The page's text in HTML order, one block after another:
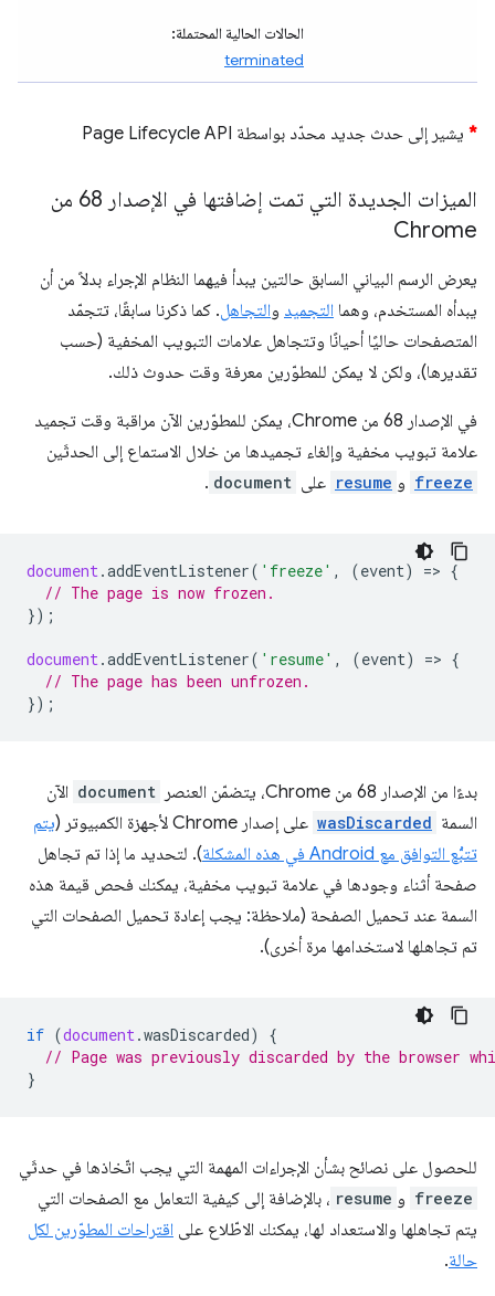
الحالات الحالية المحتملة:
terminated
* يشير إلى حدث جديد محدّد بواسطة Page Lifecycle API
الميزات الجديدة التي تمت إضافتها في الإصدار 68 من
Chrome
يعرض الرسم البياني السابق حالتين يبدأ فيهما النظام الإجراء بدلاً من أن
يبدأه المستخدم، وهما التجميد والتجاهل. كما ذكرنا سابقًا، تتجمّد
المتصفحات حاليًا أحيانًا وتتجاهل علامات التبويب المخفية (حسب
تقديرها)، ولكن لا يمكن للمطوّرين معرفة وقت حدوث ذلك.
في الإصدار 68 من Chrome، يمكن للمطوّرين الآن مراقبة وقت تجميد
علامة تبويب مخفية وإلغاء تجميدها من خلال الاستماع إلى الحدثَين
freeze و resume على document
.
document .addEventListener( 'freeze' , (event) => {
// The page is now frozen.
});
document .addEventListener( 'resume' , (event) => {
// The page has been unfrozen.
});
بدءًا من الإصدار 68 من Chrome، يتضمّن العنصر document الآن
السمة wasDiscarded على إصدار Chrome لأجهزة الكمبيوتر (
يتم
تتبُّع التوافق مع Android في هذه المشكلة
). لتحديد ما إذا تم تجاهل
صفحة أثناء وجودها في علامة تبويب مخفية، يمكنك فحص قيمة هذه
السمة عند تحميل الصفحة (ملاحظة: يجب إعادة تحميل الصفحات التي
تم تجاهلها لاستخدامها مرة أخرى).
if (document .wasDiscarded)
{
// Page was previously discarded by the browser
}
للحصول على نصائح بشأن الإجراءات المهمة التي يجب اتّخاذها في حدثَي
freeze و resume ، بالإضافة إلى كيفية التعامل مع الصفحات التي
يتم تجاهلها والاستعداد لها، يمكنك الاطّلاع على اقتراحات المطوّرين لكل
حالة.